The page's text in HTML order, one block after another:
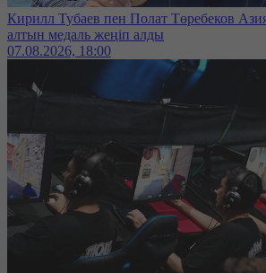
Кирилл Тубаев пен Полат Төребеков
алтын медаль жеңіп алды
07.08.2026, 18:00